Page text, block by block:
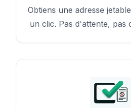
Obtiens une adresse
un clic. Pas d'attente, pas